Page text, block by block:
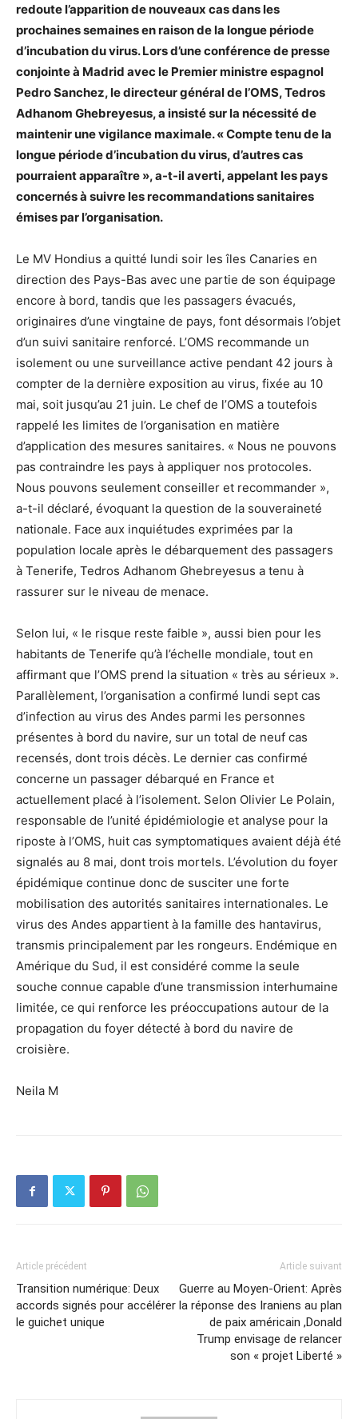
redoute l’apparition de nouveaux cas dans les
prochaines semaines en raison de la longue période
d’incubation du virus. Lors d’une conférence de presse
conjointe à Madrid avec le Premier ministre espagnol
Pedro Sanchez, le directeur général de l’OMS, Tedros
Adhanom Ghebreyesus, a insisté sur la nécessité de
maintenir une vigilance maximale. « Compte tenu de la
longue période d’incubation du virus, d’autres cas
pourraient apparaître », a-t-il averti, appelant les pays
concernés à suivre les recommandations sanitaires
émises par l’organisation.
Le MV Hondius a quitté lundi soir les îles Canaries en
direction des Pays-Bas avec une partie de son équipage
encore à bord, tandis que les passagers évacués,
originaires d’une vingtaine de pays, font désormais l’objet
d’un suivi sanitaire renforcé. L’OMS recommande un
isolement ou une surveillance active pendant 42 jours à
compter de la dernière exposition au virus, fixée au 10
mai, soit jusqu’au 21 juin. Le chef de l’OMS a toutefois
rappelé les limites de l’organisation en matière
d’application des mesures sanitaires. « Nous ne pouvons
pas contraindre les pays à appliquer nos protocoles.
Nous pouvons seulement conseiller et recommander »,
a-t-il déclaré, évoquant la question de la souveraineté
nationale. Face aux inquiétudes exprimées par la
population locale après le débarquement des passagers
à Tenerife, Tedros Adhanom Ghebreyesus a tenu à
rassurer sur le niveau de menace.
Selon lui, « le risque reste faible », aussi bien pour les
habitants de Tenerife qu’à l’échelle mondiale, tout en
affirmant que l’OMS prend la situation « très au sérieux ».
Parallèlement, l’organisation a confirmé lundi sept cas
d’infection au virus des Andes parmi les personnes
présentes à bord du navire, sur un total de neuf cas
recensés, dont trois décès. Le dernier cas confirmé
concerne un passager débarqué en France et
actuellement placé à l’isolement. Selon Olivier Le Polain,
responsable de l’unité épidémiologie et analyse pour la
riposte à l’OMS, huit cas symptomatiques avaient déjà été
signalés au 8 mai, dont trois mortels. L’évolution du foyer
épidémique continue donc de susciter une forte
mobilisation des autorités sanitaires internationales. Le
virus des Andes appartient à la famille des hantavirus,
transmis principalement par les rongeurs. Endémique en
Amérique du Sud, il est considéré comme la seule
souche connue capable d’une transmission interhumaine
limitée, ce qui renforce les préoccupations autour de la
propagation du foyer détecté à bord du navire de
croisière.
Neila M
Article précédent
Transition numérique: Deux
accords signés pour accélérer
le guichet unique
Article suivant
Guerre au Moyen-Orient: Après
la réponse des Iraniens au plan
de paix américain ,Donald
Trump envisage de relancer
son « projet Liberté »